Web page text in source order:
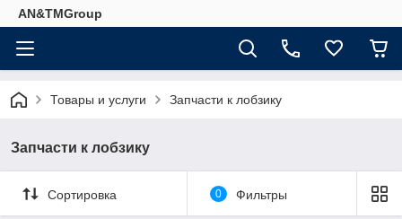
AN&TMGroup
Товары и услуги Запчасти к лобзику
Запчасти к лобзику
Сортировка 0 Фильтры